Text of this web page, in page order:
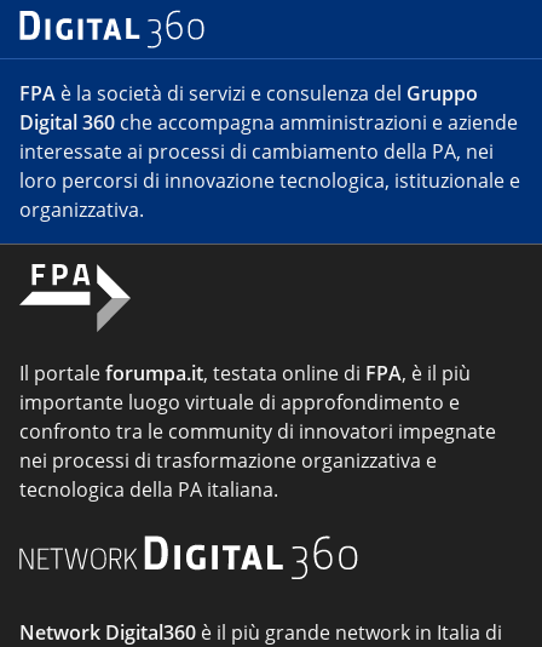
FPA è la società di servizi e consulenza del Gruppo
Digital 360 che accompagna amministrazioni e aziende
interessate ai processi di cambiamento della PA, nei
loro percorsi di innovazione tecnologica, istituzionale e
organizzativa.
Il portaleforumpa.it, testata online di FPA, è il più
importante luogo virtuale di approfondimento e
confronto tra le community di innovatori impegnate
nei processi di trasformazione organizzativa e
tecnologica della PA italiana.
Network Digital360 è il più grande network in Italia di